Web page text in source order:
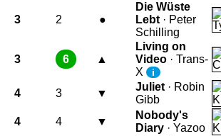
3 2 ●
Die Wüste
Lebt · Peter
Schilling
3 6 ▲
Living on
Video · Trans-
X
i
4 3 ▼
Juliet · Robin
Gibb
4 4 ▼
Nobody's
Diary · Yazoo